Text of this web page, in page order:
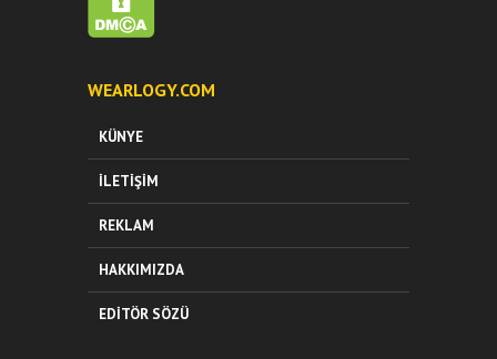
WEARLOGY.COM
KÜNYE
İLETIŞIM
REKLAM
HAKKIMIZDA
EDITÖR SÖZÜ